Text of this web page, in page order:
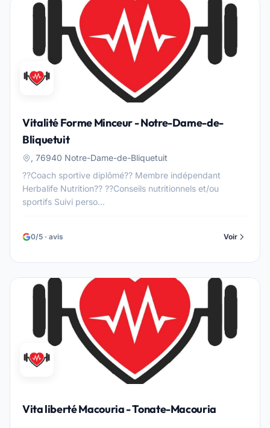
Vitalité Forme Minceur - Notre-Dame-de-
Bliquetuit
, 76940 Notre-Dame-de-Bliquetuit
??Coach sportive diplômé?? Membre indépendant
Herbalife Nutrition?? ??Conseils nutritionnels et/ou
sportifs Suivi perso...
0/5 · avis Voir
Vita liberté Macouria - Tonate-Macouria